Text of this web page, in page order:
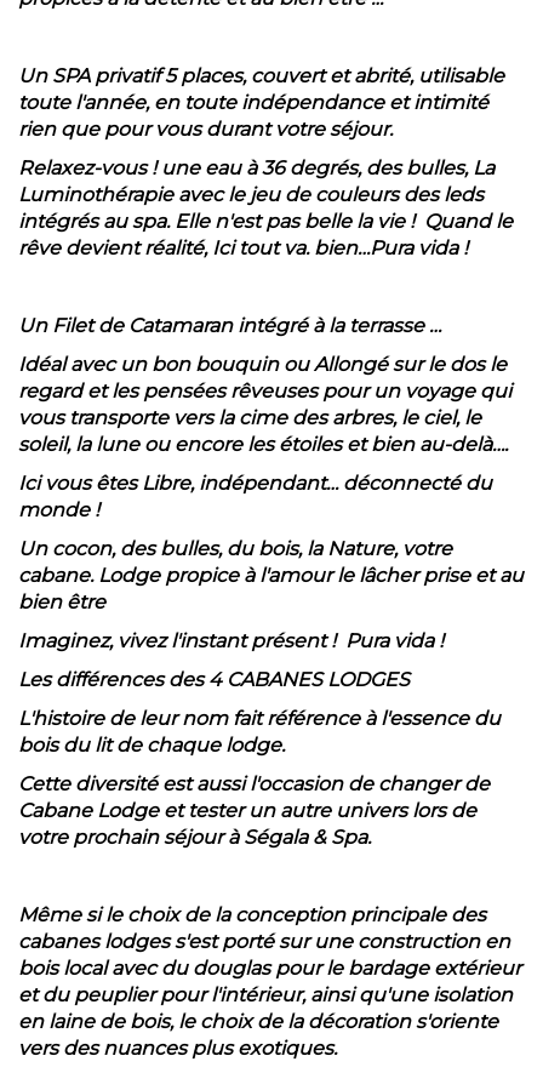
Un SPA privatif 5 places, couvert et abrité, utilisable
toute l'année, en toute indépendance et intimité
rien que pour vous durant votre séjour.
Relaxez-vous ! une eau à 36 degrés, des bulles, La
Luminothérapie avec le jeu de couleurs des leds
intégrés au spa. Elle n'est pas belle la vie ! Quand le
rêve devient réalité, Ici tout va. bien…Pura vida !
Un Filet de Catamaran intégré à la terrasse …
Idéal avec un bon bouquin ou Allongé sur le dos le
regard et les pensées rêveuses pour un voyage qui
vous transporte vers la cime des arbres, le ciel, le
soleil, la lune ou encore les étoiles et bien au-delà….
Ici vous êtes Libre, indépendant… déconnecté du
monde !
Un cocon, des bulles, du bois, la Nature, votre
cabane. Lodge propice à l'amour le lâcher prise et au
bien être
Imaginez, vivez l'instant présent ! Pura vida !
Les différences des 4 CABANES LODGES
L'histoire de leur nom fait référence à l'essence du
bois du lit de chaque lodge.
Cette diversité est aussi l'occasion de changer de
Cabane Lodge et tester un autre univers lors de
votre prochain séjour à Ségala & Spa.
Même si le choix de la conception principale des
cabanes lodges s'est porté sur une construction en
bois local avec du douglas pour le bardage extérieur
et du peuplier pour l'intérieur, ainsi qu'une isolation
en laine de bois, le choix de la décoration s'oriente
vers des nuances plus exotiques.